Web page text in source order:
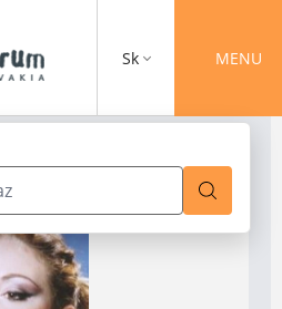
Sk MENU